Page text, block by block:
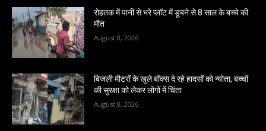
रोहतक में पानी से भरे प्लॉट में डूबने से 8 साल के बच्चे की
मौत
August 8, 2026
बिजली मीटरों के खुले बॉक्स दे रहे हादसों को न्योता, बच्चों
की सुरक्षा को लेकर लोगों में चिंता
August 8, 2026